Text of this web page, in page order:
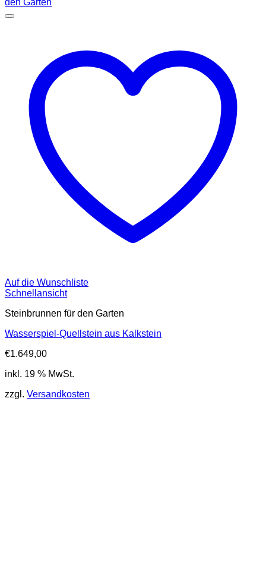
Auf die Wunschliste
Schnellansicht
Steinbrunnen für den Garten
Wasserspiel-Quellstein aus Kalkstein
€1.649,00
inkl. 19 % MwSt.
zzgl. Versandkosten